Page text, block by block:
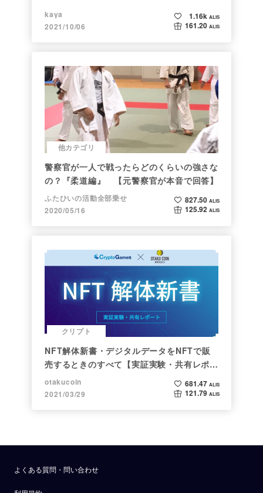
kaya
2021/10/06
1.16k ALIS
161.20 ALIS
他カテゴリ
警察官が一人で戦ったらどのくらいの強さな
の？『柔道編』 【元警察官が本音で回答】
ふたひいの活動全部乗せ
2020/05/16
827.50 ALIS
125.92 ALIS
クリプト
NFT解体新書・デジタルデータをNFTで販
売するときのすべて【実証実験・共有レポー
ト】
otakucoin
2021/03/29
681.47 ALIS
121.79 ALIS
よくある質問・問い合わせ